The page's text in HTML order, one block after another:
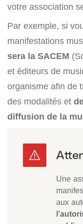
votre association
Par exemple, si
manifestations
sera la SACEM
et éditeurs de
organisme afin de
des modalités et
diffusion de la
Une
aux